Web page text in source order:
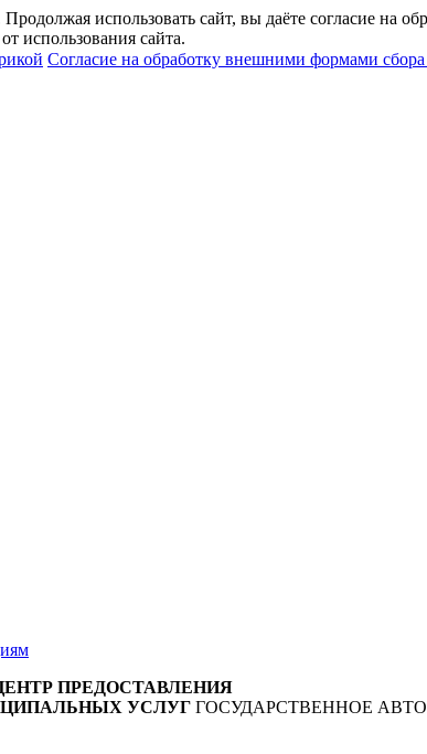
использовать сайт, вы даёте согласие на
использования сайта.
Согласие на обработку внешними формами
ПРЕДОСТАВЛЕНИЯ
УСЛУГ ГОСУДАРСТВЕННОЕ